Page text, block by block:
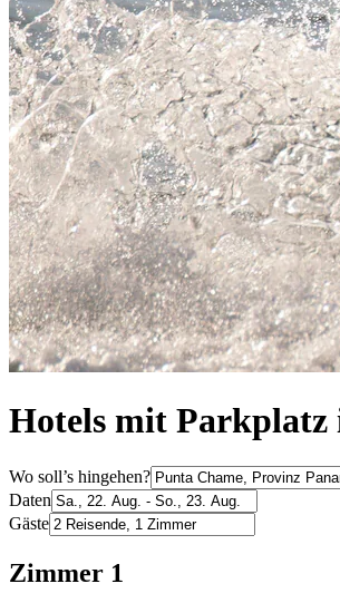
Hotels mit Parkplatz
Wo soll’s hingehen?
Daten
Gäste
Zimmer 1